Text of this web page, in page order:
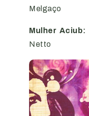
Melgaço
Mulher Aciub:
Netto